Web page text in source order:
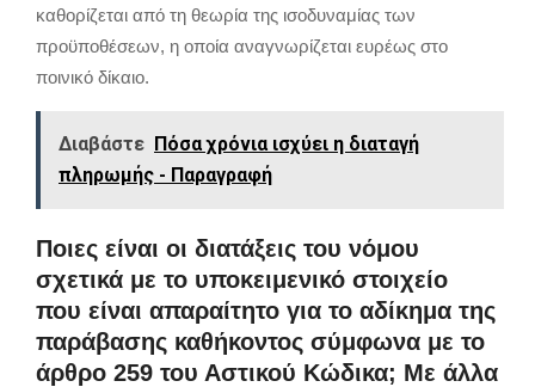
καθορίζεται από τη θεωρία της ισοδυναμίας των
προϋποθέσεων, η οποία αναγνωρίζεται ευρέως στο
ποινικό δίκαιο.
Διαβάστε Πόσα χρόνια ισχύει η διαταγή
πληρωμής - Παραγραφή
Ποιες είναι οι διατάξεις του νόμου
σχετικά με το υποκειμενικό στοιχείο
που είναι απαραίτητο για το αδίκημα της
παράβασης καθήκοντος σύμφωνα με το
άρθρο 259 του Αστικού Κώδικα; Με άλλα